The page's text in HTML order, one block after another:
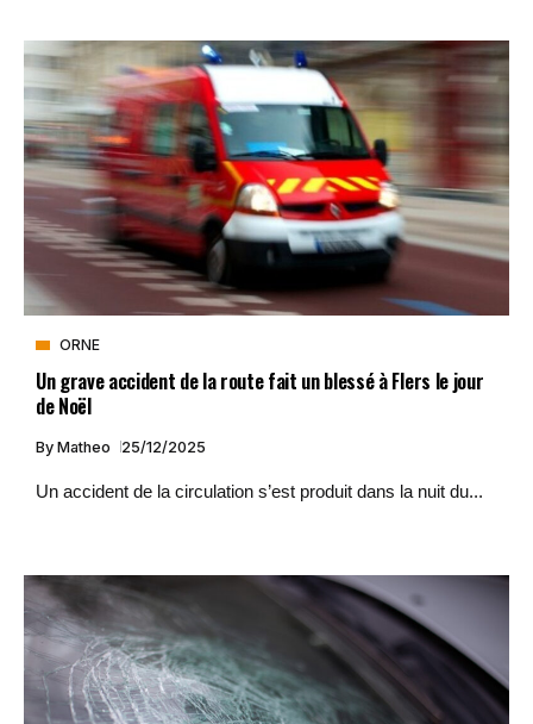
ORNE
Un grave accident de la route fait un blessé à Flers le jour
de Noël
By Matheo 25/12/2025
Un accident de la circulation s’est produit dans la nuit du...